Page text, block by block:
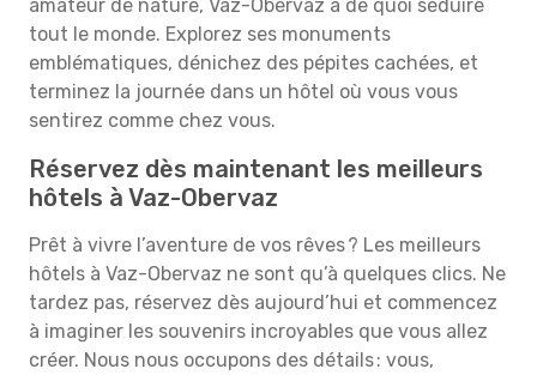
amateur de nature, Vaz-Obervaz a de quoi séduire
tout le monde. Explorez ses monuments
emblématiques, dénichez des pépites cachées, et
terminez la journée dans un hôtel où vous vous
sentirez comme chez vous.
Réservez dès maintenant les meilleurs
hôtels à Vaz-Obervaz
Prêt à vivre l’aventure de vos rêves ? Les meilleurs
hôtels à Vaz-Obervaz ne sont qu’à quelques clics. Ne
tardez pas, réservez dès aujourd’hui et commencez
à imaginer les souvenirs incroyables que vous allez
créer. Nous nous occupons des détails : vous,